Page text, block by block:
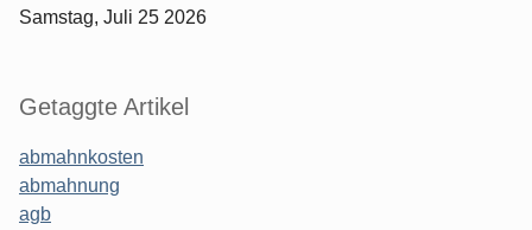
Samstag, Juli 25 2026
Getaggte Artikel
abmahnkosten
abmahnung
agb